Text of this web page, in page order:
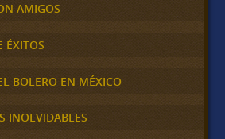
AMIGOS
ÉXITOS
BOLERO EN MÉXICO
INOLVIDABLES